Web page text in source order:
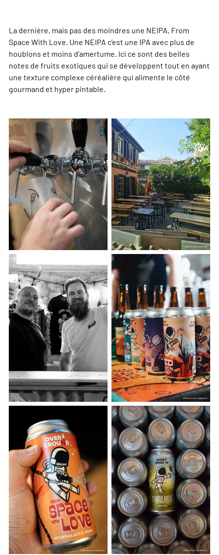
La dernière, mais pas des moindres une NEIPA, From
Space With Love. Une NEIPA c’est une IPA avec plus de
houblons et moins d’amertume. Ici ce sont des belles
notes de fruits exotiques qui se développent tout en ayant
une texture complexe céréalière qui alimente le côté
gourmand et hyper pintable.